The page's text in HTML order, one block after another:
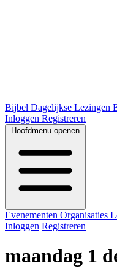
Bijbel Dagelijkse Lezingen
Inloggen Registreren
Hoofdmenu openen
Evenementen Organisaties
Inloggen Registreren
maandag 1